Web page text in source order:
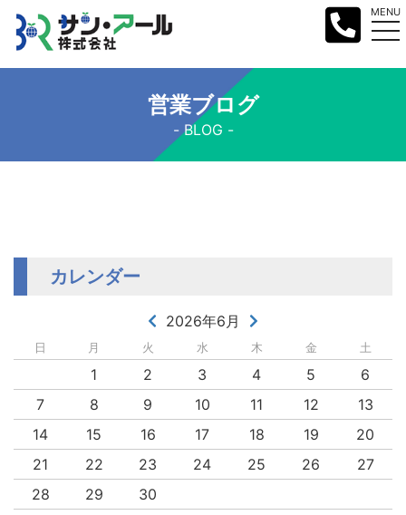
MENU
営業ブログ
BLOG
カレンダー
2026年6月
日 月 火 水 木 金 土
1 2 3 4 5
6
7
8 9 10 11 12
13
14
15 16 17 18 19
20
21
22 23 24 25 26
27
28
29 30